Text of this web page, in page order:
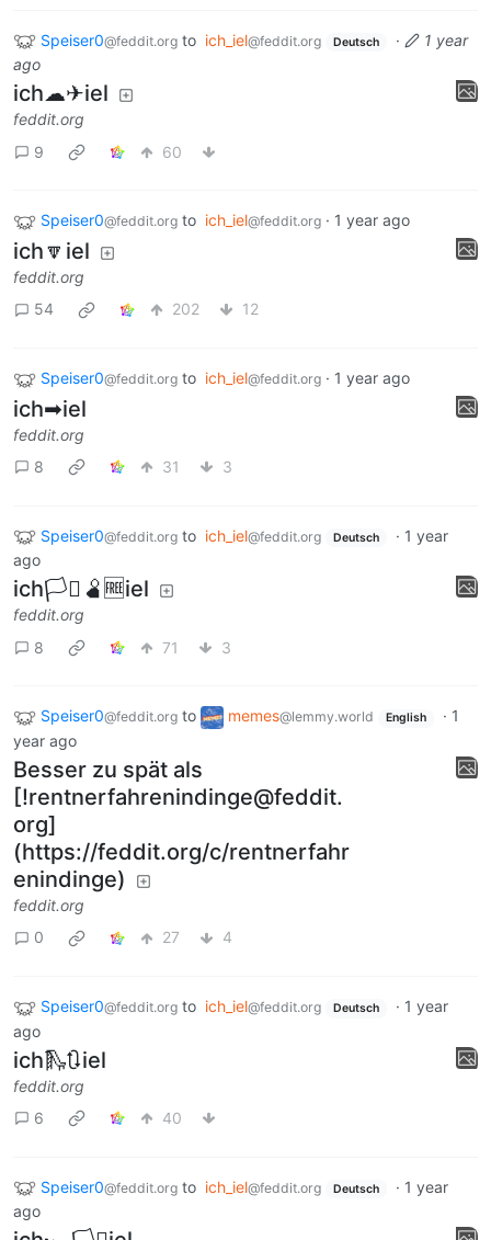
Speiser0@feddit.org to ich_iel@feddit.org Deutsch ·
1 year
ago
ich☁✈iel
feddit.org
9
60
Speiser0@feddit.org to ich_iel@feddit.org · 1 year ago
ich🔽iel
feddit.org
54
202 12
Speiser0@feddit.org to ich_iel@feddit.org · 1 year ago
ich➡iel
feddit.org
8
31 3
Speiser0@feddit.org to ich_iel@feddit.org Deutsch · 1 year
ago
ich🏳️‍⚧️🫄🆓iel
feddit.org
8
71 3
Speiser0@feddit.org to memes@lemmy.world English · 1
year ago
Besser zu spät als
[!rentnerfahrenindinge@feddit.
org]
(https://feddit.org/c/rentnerfahr
enindinge)
feddit.org
0
27 4
Speiser0@feddit.org to ich_iel@feddit.org Deutsch · 1 year
ago
ich🛝🔃iel
feddit.org
6
40
Speiser0@feddit.org to ich_iel@feddit.org Deutsch · 1 year
ago